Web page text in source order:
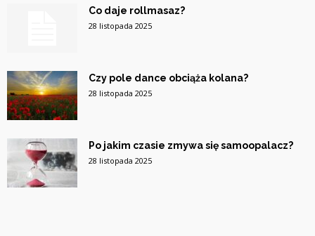
Co daje rollmasaz?
28 listopada 2025
Czy pole dance obciąża kolana?
28 listopada 2025
Po jakim czasie zmywa się samoopalacz?
28 listopada 2025